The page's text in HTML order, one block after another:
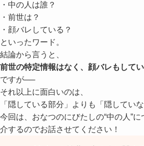
・中の人は誰？
・前世は？
・顔バレしている？
といったワード。
結論から言うと、
前世の特定情報はなく、顔バレもしてい
ですが──
それ以上に面白いのは、
「隠している部分」よりも「隠してい
今回は、おなつのにびたしの“中の人”
介するのでお話させてください！